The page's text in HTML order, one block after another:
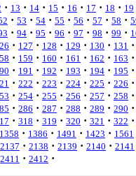
· 13 · 14 · 15 · 16 · 17 · 18 · 19
· 53 · 54 · 55 · 56 · 57 · 58 ·
· 94 · 95 · 96 · 97 · 98 · 99 ·
· 127 · 128 · 129 · 130 · 131 ·
· 159 · 160 · 161 · 162 · 163 ·
· 191 · 192 · 193 · 194 · 195 ·
· 222 · 223 · 224 · 225 · 226 ·
· 254 · 255 · 256 · 257 · 258 ·
· 286 · 287 · 288 · 289 · 290 ·
· 318 · 319 · 320 · 321 · 322 ·
1358 · 1386 · 1491 · 1423 · 1561
2137 · 2138 · 2139 · 2140 · 2141
2411 · 2412 ·